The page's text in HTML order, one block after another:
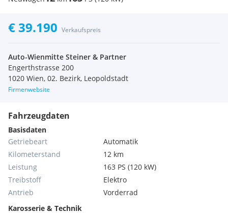
€ 39.190 Verkaufspreis
Auto-Wienmitte Steiner & Partner
Engerthstrasse 200
1020 Wien, 02. Bezirk, Leopoldstadt
Firmenwebsite
Fahrzeugdaten
Basisdaten
Getriebeart
Automatik
Kilometerstand
12 km
Leistung
163 PS (120 kW)
Treibstoff
Elektro
Antrieb
Vorderrad
Karosserie & Technik